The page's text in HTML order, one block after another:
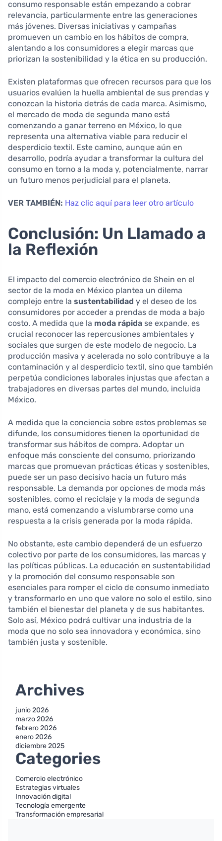
consumo responsable están empezando a cobrar
relevancia, particularmente entre las generaciones
más jóvenes. Diversas iniciativas y campañas
promueven un cambio en los hábitos de compra,
alentando a los consumidores a elegir marcas que
priorizan la sostenibilidad y la ética en su producción.
Existen plataformas que ofrecen recursos para que los
usuarios evalúen la huella ambiental de sus prendas y
conozcan la historia detrás de cada marca. Asimismo,
el mercado de moda de segunda mano está
comenzando a ganar terreno en México, lo que
representa una alternativa viable para reducir el
desperdicio textil. Este camino, aunque aún en
desarrollo, podría ayudar a transformar la cultura del
consumo en torno a la moda y, potencialmente, narrar
un futuro menos perjudicial para el planeta.
VER TAMBIÉN: Haz clic aquí para leer otro artículo
Conclusión: Un Llamado a
la Reflexión
El impacto del comercio electrónico de Shein en el
sector de la moda en México plantea un dilema
complejo entre la sustentabilidad y el deseo de los
consumidores por acceder a prendas de moda a bajo
costo. A medida que la moda rápida se expande, es
crucial reconocer las repercusiones ambientales y
sociales que surgen de este modelo de negocio. La
producción masiva y acelerada no solo contribuye a la
contaminación y al desperdicio textil, sino que también
perpetúa condiciones laborales injustas que afectan a
trabajadores en diversas partes del mundo, incluida
México.
A medida que la conciencia sobre estos problemas se
difunde, los consumidores tienen la oportunidad de
transformar sus hábitos de compra. Adoptar un
enfoque más consciente del consumo, priorizando
marcas que promuevan prácticas éticas y sostenibles,
puede ser un paso decisivo hacia un futuro más
responsable. La demanda por opciones de moda más
sostenibles, como el reciclaje y la moda de segunda
mano, está comenzando a vislumbrarse como una
respuesta a la crisis generada por la moda rápida.
No obstante, este cambio dependerá de un esfuerzo
colectivo por parte de los consumidores, las marcas y
las políticas públicas. La educación en sustentabilidad
y la promoción del consumo responsable son
esenciales para romper el ciclo de consumo inmediato
y transformarlo en uno que valore no solo el estilo, sino
también el bienestar del planeta y de sus habitantes.
Solo así, México podrá cultivar una industria de la
moda que no solo sea innovadora y económica, sino
también justa y sostenible.
Archives
junio 2026
marzo 2026
febrero 2026
enero 2026
diciembre 2025
Categories
Comercio electrónico
Estrategias virtuales
Innovación digital
Tecnología emergente
Transformación empresarial